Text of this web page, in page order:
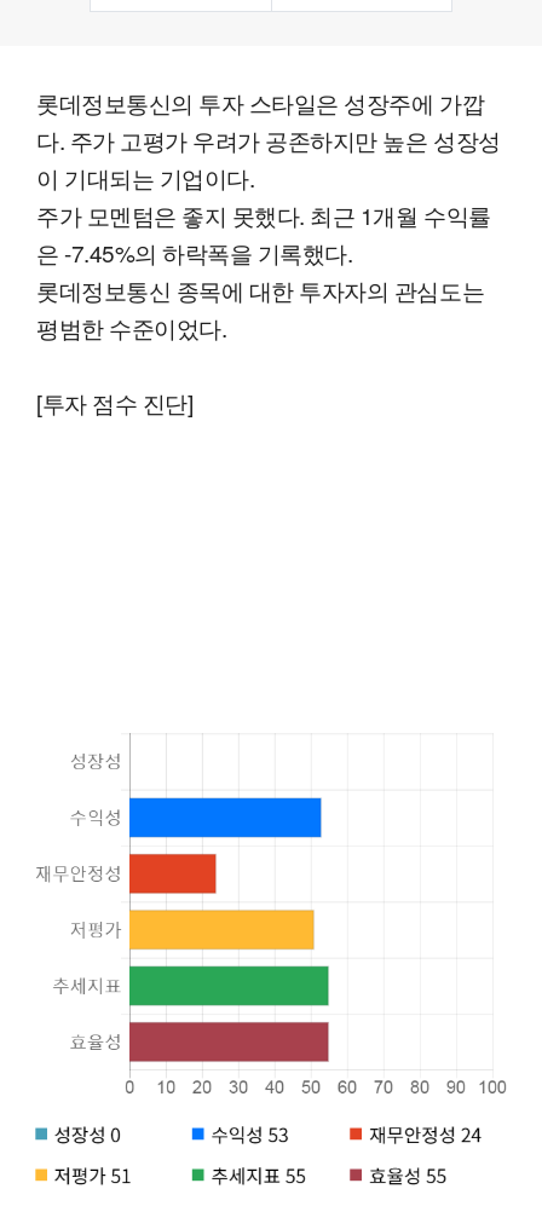
롯데정보통신의 투자 스타일은 성장주에 가깝
다. 주가 고평가 우려가 공존하지만 높은 성장성
이 기대되는 기업이다.
주가 모멘텀은 좋지 못했다. 최근 1개월 수익률
은 -7.45%의 하락폭을 기록했다.
롯데정보통신 종목에 대한 투자자의 관심도는
평범한 수준이었다.
[투자 점수 진단]